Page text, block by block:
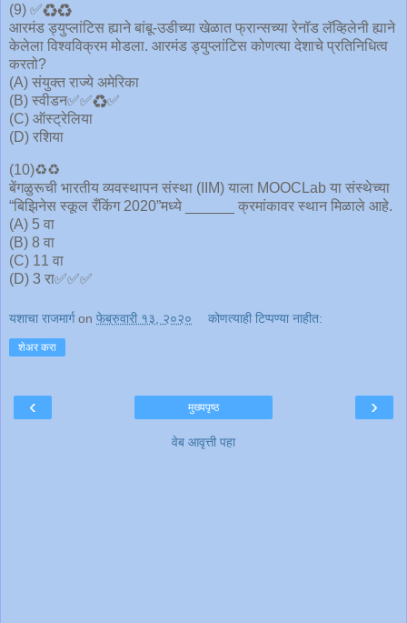
(9) ✅♻️♻️
आरमंड ड्युप्लांटिस ह्याने बांबू-उडीच्या खेळात फ्रान्सच्या रेनॉड लॅव्हिलेनी ह्याने
केलेला विश्वविक्रम मोडला. आरमंड ड्युप्लांटिस कोणत्या देशाचे प्रतिनिधित्व
करतो?
(A) संयुक्त राज्ये अमेरिका
(B) स्वीडन✅✅♻️✅
(C) ऑस्ट्रेलिया
(D) रशिया
(10)♻️♻️
बेंगळुरूची भारतीय व्यवस्थापन संस्था (IIM) याला MOOCLab या संस्थेच्या
“बिझिनेस स्कूल रँकिंग 2020”मध्ये ______ क्रमांकावर स्थान मिळाले आहे.
(A) 5 वा
(B) 8 वा
(C) 11 वा
(D) 3 रा✅✅✅
यशाचा राजमार्ग on फेब्रुवारी १३, २०२० कोणत्याही टिप्पण्‍या नाहीत:
शेअर करा
‹ ›
मुख्यपृष्ठ
वेब आवृत्ती पहा